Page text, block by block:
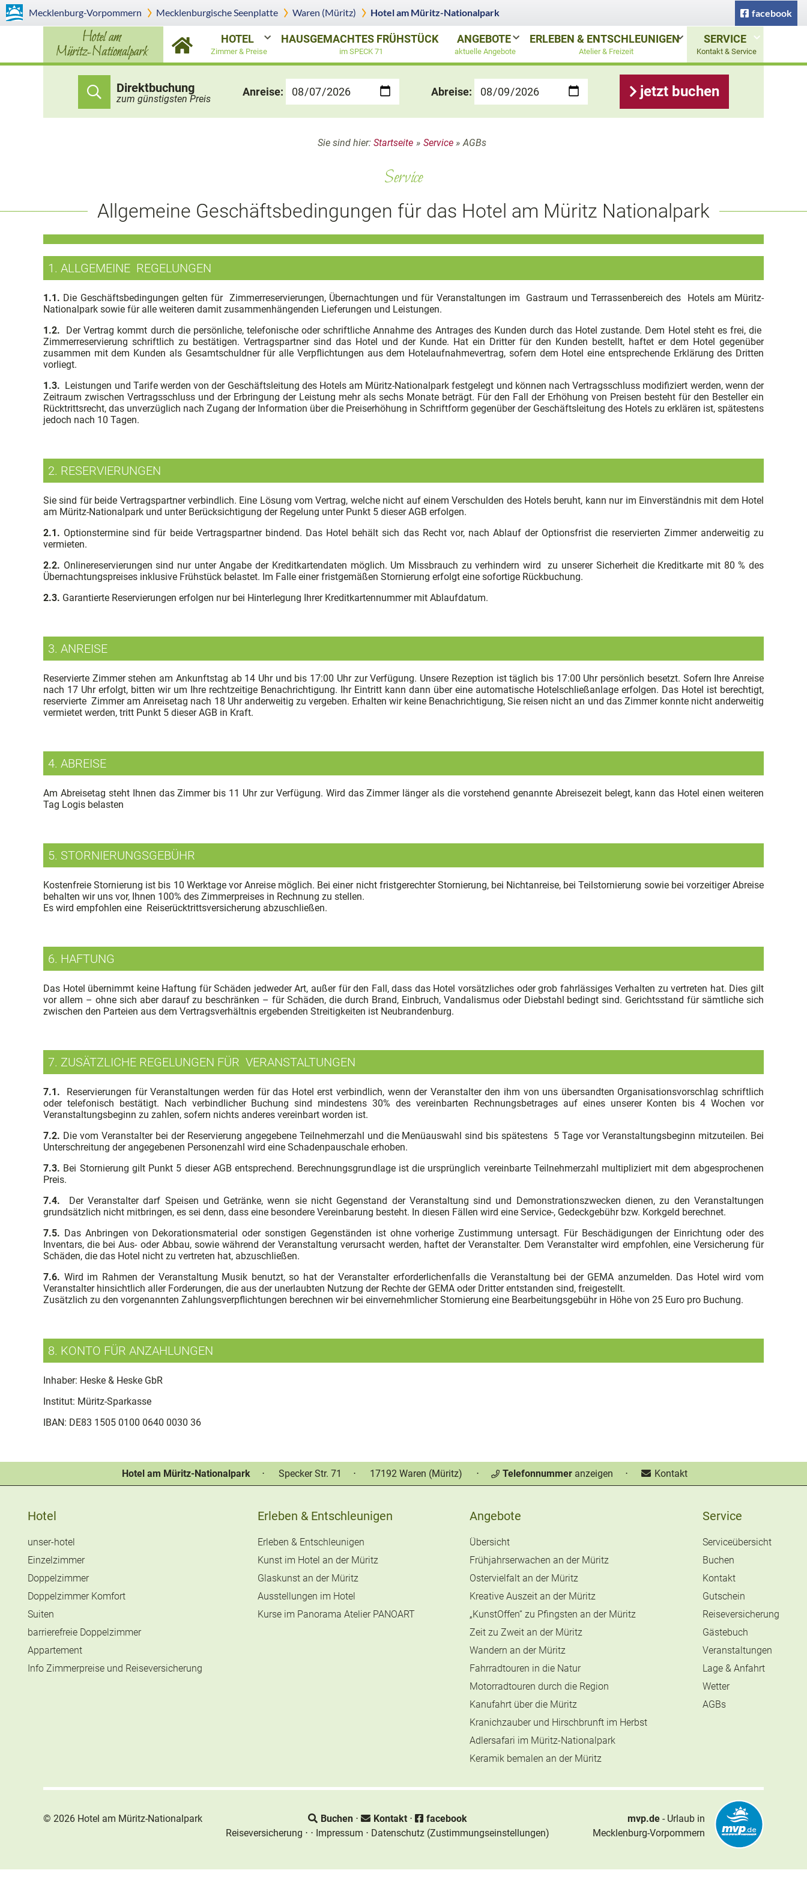
Mecklenburg-Vorpommern Mecklenburgische Seenplatte Waren (Müritz) Hotel am Müritz-Nationalpark facebook
HOTEL
Zimmer & Preise
HAUSGEMACHTES FRÜHSTÜCK
im SPECK 71
ANGEBOTE
aktuelle Angebote
ERLEBEN & ENTSCHLEUNIGEN
Atelier & Freizeit
SERVICE
Kontakt & Service
Direktbuchung
zum günstigsten Preis
Anreise: Abreise: jetzt buchen
Sie sind hier: Startseite » Service » AGBs
Service
Allgemeine Geschäftsbedingungen für das Hotel am Müritz Nationalpark
1. ALLGEMEINE REGELUNGEN
1.1. Die Geschäftsbedingungen gelten für Zimmerreservierungen, Übernachtungen und für Veranstaltungen im Gastraum und Terrassenbereich des Hotels am Müritz-
Nationalpark sowie für alle weiteren damit zusammenhängenden Lieferungen und Leistungen.
1.2. Der Vertrag kommt durch die persönliche, telefonische oder schriftliche Annahme des Antrages des Kunden durch das Hotel zustande. Dem Hotel steht es frei, die
Zimmerreservierung schriftlich zu bestätigen. Vertragspartner sind das Hotel und der Kunde. Hat ein Dritter für den Kunden bestellt, haftet er dem Hotel gegenüber
zusammen mit dem Kunden als Gesamtschuldner für alle Verpflichtungen aus dem Hotelaufnahmevertrag, sofern dem Hotel eine entsprechende Erklärung des Dritten
vorliegt.
1.3. Leistungen und Tarife werden von der Geschäftsleitung des Hotels am Müritz-Nationalpark festgelegt und können nach Vertragsschluss modifiziert werden, wenn der
Zeitraum zwischen Vertragsschluss und der Erbringung der Leistung mehr als sechs Monate beträgt. Für den Fall der Erhöhung von Preisen besteht für den Besteller ein
Rücktrittsrecht, das unverzüglich nach Zugang der Information über die Preiserhöhung in Schriftform gegenüber der Geschäftsleitung des Hotels zu erklären ist, spätestens
jedoch nach 10 Tagen.
2. RESERVIERUNGEN
Sie sind für beide Vertragspartner verbindlich. Eine Lösung vom Vertrag, welche nicht auf einem Verschulden des Hotels beruht, kann nur im Einverständnis mit dem Hotel
am Müritz-Nationalpark und unter Berücksichtigung der Regelung unter Punkt 5 dieser AGB erfolgen.
2.1. Optionstermine sind für beide Vertragspartner bindend. Das Hotel behält sich das Recht vor, nach Ablauf der Optionsfrist die reservierten Zimmer anderweitig zu
vermieten.
2.2. Onlinereservierungen sind nur unter Angabe der Kreditkartendaten möglich. Um Missbrauch zu verhindern wird zu unserer Sicherheit die Kreditkarte mit 80 % des
Übernachtungspreises inklusive Frühstück belastet. Im Falle einer fristgemäßen Stornierung erfolgt eine sofortige Rückbuchung.
2.3. Garantierte Reservierungen erfolgen nur bei Hinterlegung Ihrer Kreditkartennummer mit Ablaufdatum.
3. ANREISE
Reservierte Zimmer stehen am Ankunftstag ab 14 Uhr und bis 17:00 Uhr zur Verfügung. Unsere Rezeption ist täglich bis 17:00 Uhr persönlich besetzt. Sofern Ihre Anreise
nach 17 Uhr erfolgt, bitten wir um Ihre rechtzeitige Benachrichtigung. Ihr Eintritt kann dann über eine automatische Hotelschließanlage erfolgen. Das Hotel ist berechtigt,
reservierte Zimmer am Anreisetag nach 18 Uhr anderweitig zu vergeben. Erhalten wir keine Benachrichtigung, Sie reisen nicht an und das Zimmer konnte nicht anderweitig
vermietet werden, tritt Punkt 5 dieser AGB in Kraft.
4. ABREISE
Am Abreisetag steht Ihnen das Zimmer bis 11 Uhr zur Verfügung. Wird das Zimmer länger als die vorstehend genannte Abreisezeit belegt, kann das Hotel einen weiteren
Tag Logis belasten
5. STORNIERUNGSGEBÜHR
Kostenfreie Stornierung ist bis 10 Werktage vor Anreise möglich. Bei einer nicht fristgerechter Stornierung, bei Nichtanreise, bei Teilstornierung sowie bei vorzeitiger Abreise
behalten wir uns vor, Ihnen 100% des Zimmerpreises in Rechnung zu stellen.
Es wird empfohlen eine Reiserücktrittsversicherung abzuschließen.
6. HAFTUNG
Das Hotel übernimmt keine Haftung für Schäden jedweder Art, außer für den Fall, dass das Hotel vorsätzliches oder grob fahrlässiges Verhalten zu vertreten hat. Dies gilt
vor allem – ohne sich aber darauf zu beschränken – für Schäden, die durch Brand, Einbruch, Vandalismus oder Diebstahl bedingt sind. Gerichtsstand für sämtliche sich
zwischen den Parteien aus dem Vertragsverhältnis ergebenden Streitigkeiten ist Neubrandenburg.
7. ZUSÄTZLICHE REGELUNGEN FÜR VERANSTALTUNGEN
7.1. Reservierungen für Veranstaltungen werden für das Hotel erst verbindlich, wenn der Veranstalter den ihm von uns übersandten Organisationsvorschlag schriftlich
oder telefonisch bestätigt. Nach verbindlicher Buchung sind mindestens 30% des vereinbarten Rechnungsbetrages auf eines unserer Konten bis 4 Wochen vor
Veranstaltungsbeginn zu zahlen, sofern nichts anderes vereinbart worden ist.
7.2. Die vom Veranstalter bei der Reservierung angegebene Teilnehmerzahl und die Menüauswahl sind bis spätestens 5 Tage vor Veranstaltungsbeginn mitzuteilen. Bei
Unterschreitung der angegebenen Personenzahl wird eine Schadenpauschale erhoben.
7.3. Bei Stornierung gilt Punkt 5 dieser AGB entsprechend. Berechnungsgrundlage ist die ursprünglich vereinbarte Teilnehmerzahl multipliziert mit dem abgesprochenen
Preis.
7.4. Der Veranstalter darf Speisen und Getränke, wenn sie nicht Gegenstand der Veranstaltung sind und Demonstrationszwecken dienen, zu den Veranstaltungen
grundsätzlich nicht mitbringen, es sei denn, dass eine besondere Vereinbarung besteht. In diesen Fällen wird eine Service-, Gedeckgebühr bzw. Korkgeld berechnet.
7.5. Das Anbringen von Dekorationsmaterial oder sonstigen Gegenständen ist ohne vorherige Zustimmung untersagt. Für Beschädigungen der Einrichtung oder des
Inventars, die bei Aus- oder Abbau, sowie während der Veranstaltung verursacht werden, haftet der Veranstalter. Dem Veranstalter wird empfohlen, eine Versicherung für
Schäden, die das Hotel nicht zu vertreten hat, abzuschließen.
7.6. Wird im Rahmen der Veranstaltung Musik benutzt, so hat der Veranstalter erforderlichenfalls die Veranstaltung bei der GEMA anzumelden. Das Hotel wird vom
Veranstalter hinsichtlich aller Forderungen, die aus der unerlaubten Nutzung der Rechte der GEMA oder Dritter entstanden sind, freigestellt.
Zusätzlich zu den vorgenannten Zahlungsverpflichtungen berechnen wir bei einvernehmlicher Stornierung eine Bearbeitungsgebühr in Höhe von 25 Euro pro Buchung.
8. KONTO FÜR ANZAHLUNGEN
Inhaber: Heske & Heske GbR
Institut: Müritz-Sparkasse
IBAN: DE83 1505 0100 0640 0030 36
Hotel am Müritz-Nationalpark ⋅ Specker Str. 71 ⋅ 17192 Waren (Müritz) ⋅ Telefonnummeranzeigen ⋅ Kontakt
Hotel
unser-hotel
Einzelzimmer
Doppelzimmer
Doppelzimmer Komfort
Suiten
barrierefreie Doppelzimmer
Appartement
Info Zimmerpreise und Reiseversicherung
Erleben & Entschleunigen
Erleben & Entschleunigen
Kunst im Hotel an der Müritz
Glaskunst an der Müritz
Ausstellungen im Hotel
Kurse im Panorama Atelier PANOART
Angebote
Übersicht
Frühjahrserwachen an der Müritz
Ostervielfalt an der Müritz
Kreative Auszeit an der Müritz
„KunstOffen“ zu Pfingsten an der Müritz
Zeit zu Zweit an der Müritz
Wandern an der Müritz
Fahrradtouren in die Natur
Motorradtouren durch die Region
Kanufahrt über die Müritz
Kranichzauber und Hirschbrunft im Herbst
Adlersafari im Müritz-Nationalpark
Keramik bemalen an der Müritz
Service
Serviceübersicht
Buchen
Kontakt
Gutschein
Reiseversicherung
Gästebuch
Veranstaltungen
Lage & Anfahrt
Wetter
AGBs
© 2026 Hotel am Müritz-Nationalpark mvp.de - Urlaub in
Mecklenburg-Vorpommern
Buchen ⋅ Kontakt ⋅
facebook
Reiseversicherung ⋅ ⋅ Impressum ⋅ Datenschutz (Zustimmungseinstellungen)